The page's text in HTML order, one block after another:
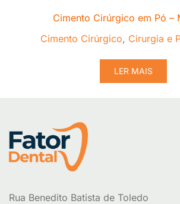
Cimento Cirúrgico em Pó –
Cimento Cirúrgico, Cirurgia e
LER MAIS
Rua Benedito Batista de Toledo